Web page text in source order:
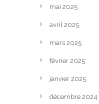
mai 2025
avril 2025
mars 2025
février 2025
janvier 2025
décembre 2024